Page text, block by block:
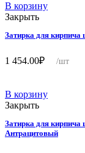
В корзину
Закрыть
Затирка для
1 454.00₽ /шт
В корзину
Закрыть
Затирка для
Антрацитовый